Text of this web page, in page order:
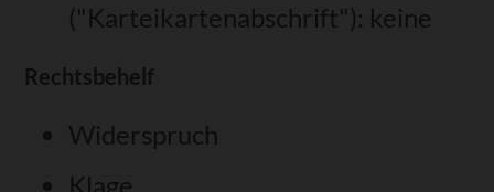
("Karteikartenabschrift"): keine
Rechtsbehelf
Widerspruch
Klage